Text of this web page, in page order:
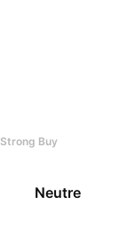
Strong Buy
Neutre